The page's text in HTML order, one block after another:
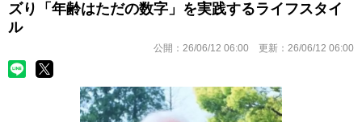
ズり「年齢はただの数字」を実践するライフスタイ
ル
公開： 26/06/12 06:00 更新： 26/06/12 06:00